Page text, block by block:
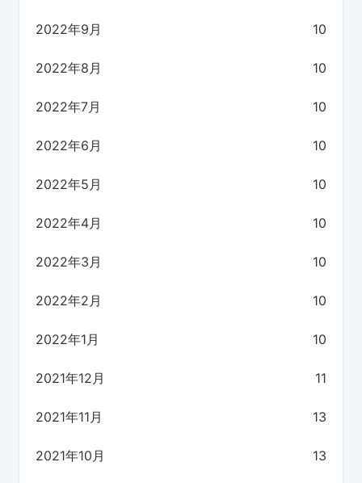
2022年9月 10
2022年8月 10
2022年7月 10
2022年6月 10
2022年5月 10
2022年4月 10
2022年3月 10
2022年2月 10
2022年1月 10
2021年12月 11
2021年11月 13
2021年10月 13